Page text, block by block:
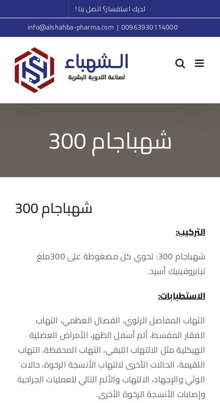
to
content
لديك استفسار؟ اتصل بنا !
00963930114000
|
info@alshahba-pharma.com
شهباجام 300
شهباجام 300
التركيب:
شهباجام 300: تحوي كل مضغوطة على 300ملغ
تيابروفينيك أسيد.
الاستطبابات:
التهاب المفاصل الرثوي، الفصال العظمي، التهاب
الفقار المقسط، ألم أسفل الظهر، الأمراض العضلية
الهيكلية مثل الالتهاب الليفي، التهاب المحفظة، التهاب
اللقيمة، الحالات الأخرى لالتهاب الأنسجة الرخوة، حالات
الوثي والإجهاد، الالتهاب والألم التالي للعمليات الجراحية
وإصابات الأنسجة الرخوة الأخرى.